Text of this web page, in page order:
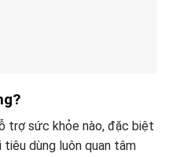
trợ sức khỏe nào, đặc biệt
tiêu dùng luôn quan tâm